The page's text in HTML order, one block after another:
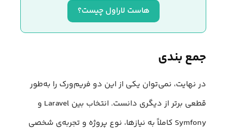
هاست لاراول چیست؟
جمع بندی
در نهایت، نمی‌توان یکی از این دو فریم‌ورک را به‌طور
قطعی برتر از دیگری دانست. انتخاب بین Laravel و
Symfony کاملاً به نیازها، نوع پروژه و تجربه‌ی شخصی